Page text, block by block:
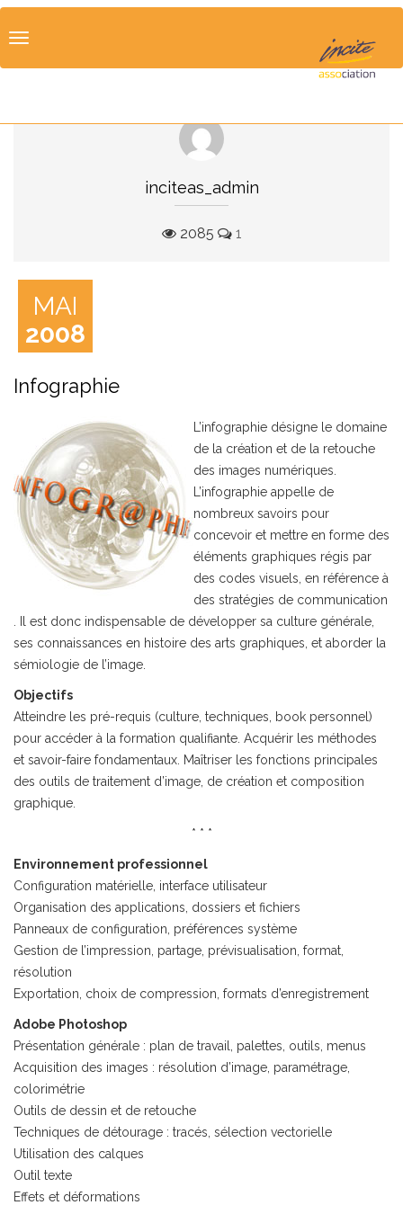
inciteas_admin
2085 1
MAI
2008
Infographie
L’infographie désigne le domaine
de la création et de la retouche
des images numériques.
L’infographie appelle de
nombreux savoirs pour
concevoir et mettre en forme des
éléments graphiques régis par
des codes visuels, en référence à
des stratégies de communication
. Il est donc indispensable de développer sa culture générale,
ses connaissances en histoire des arts graphiques, et aborder la
sémiologie de l’image.
Objectifs
Atteindre les pré-requis (culture, techniques, book personnel)
pour accéder à la formation qualifiante. Acquérir les méthodes
et savoir-faire fondamentaux. Maîtriser les fonctions principales
des outils de traitement d’image, de création et composition
graphique.
* * *
Environnement professionnel
Configuration matérielle, interface utilisateur
Organisation des applications, dossiers et fichiers
Panneaux de configuration, préférences système
Gestion de l’impression, partage, prévisualisation, format,
résolution
Exportation, choix de compression, formats d’enregistrement
Adobe Photoshop
Présentation générale : plan de travail, palettes, outils, menus
Acquisition des images : résolution d’image, paramétrage,
colorimétrie
Outils de dessin et de retouche
Techniques de détourage : tracés, sélection vectorielle
Utilisation des calques
Outil texte
Effets et déformations